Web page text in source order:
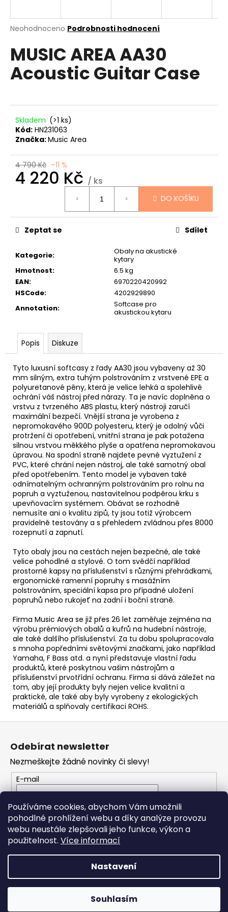
Používáme cookies, abychom Vám umožnili
pohodlné prohlížení webu a díky analýze provozu
webu neustále zlepšovali jeho funkce, výkon a
použitelnost. Více informací
Nastavení
Souhlasím
Průměrné
produktu
je
0,0
z
Neohodnoceno Podrobnosti hodnocení
MUSIC AREA AA30
Acoustic Guitar Case
Skladem (>1 ks)
Kód: HN231063
Značka:Music Area
4 790 Kč –11 %
4 220 Kč / ks
DO KOŠÍKU
Kategorie:
Obaly na akustické
kytary
Hmotnost:
6.5 kg
EAN:
6970220420992
HSCode:
4202929890
Annotation:
Softcase pro
akustickou kytaru
Zeptat se Sdílet
Popis Diskuze
Tyto luxusní softcasy z řady AA30 jsou vybaveny až 30
mm silným, extra tuhým polstrováním z vrstvené EPE a
polyuretanové pěny, která je velice lehká a spolehlivě
ochrání váš nástroj před nárazy. Ta je navíc doplněna o
vrstvu z tvrzeného ABS plastu, který nástroji zaručí
maximální bezpečí. Vnější strana je vyrobena z
nepromokavého 900D polyesteru, který je odolný vůči
protržení či opotřebení, vnitřní strana je pak potažena
silnou vrstvou měkkého plyše a opatřena nepromokavou
úpravou. Na spodní straně najdete pevné vyztužení z
PVC, které chrání nejen nástroj, ale také samotný obal
před opotřebením. Tento model je vybaven také
odnímatelným ochranným polstrováním pro rolnu na
popruh a vyztuženou, nastavitelnou podpěrou krku s
upevňovacím systémem. Obávat se rozhodně
nemusíte ani o kvalitu zipů, ty jsou totiž výrobcem
pravidelně testovány a s přehledem zvládnou přes 8000
rozepnutí a zapnutí.
Tyto obaly jsou na cestách nejen bezpečné, ale také
velice pohodlné a stylové. O tom svědčí například
prostorné kapsy na příslušenství s různými přehrádkami,
ergonomické ramenní popruhy s masážním
polstrováním, speciální kapsa pro případné uložení
popruhů nebo rukojeť na zadní i boční straně.
Firma Music Area se již přes 26 let zaměřuje zejména na
výrobu prémiových obalů a kufrů na hudební nástroje,
ale také dalšího příslušenství. Za tu dobu spolupracovala
s mnoha popředními světovými značkami, jako například
Yamaha, F Bass atd. a nyní představuje vlastní řadu
produktů, které poskytnou vašim nástrojům a
příslušenství prvotřídní ochranu. Firma si dává záležet na
tom, aby její produkty byly nejen velice kvalitní a
praktické, ale také aby byly vyrobeny z ekologických
materiálů a splňovaly certifikaci ROHS.
j
t
?
D
p
u
č
m
e
KYTAROVÁ
DIGITÁLNÍ
350
Kč
Z
í
Odebírat newsletter
Nezmeškejte žádné novinky či slevy!
E-mail
Vložením e-mailu souhlasíte s podmínkami
ochrany osobních údajů
PŘIHLÁSIT SE
RONDO MUSIC. Všechna práva vyhrazena.